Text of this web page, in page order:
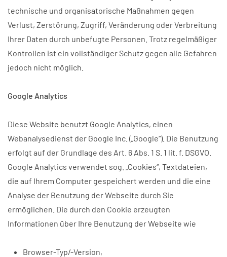
technische und organisatorische Maßnahmen gegen
Verlust, Zerstörung, Zugriff, Veränderung oder Verbreitung
Ihrer Daten durch unbefugte Personen. Trotz regelmäßiger
Kontrollen ist ein vollständiger Schutz gegen alle Gefahren
jedoch nicht möglich.
Google Analytics
Diese Website benutzt Google Analytics, einen
Webanalysedienst der Google Inc. („Google“). Die Benutzung
erfolgt auf der Grundlage des Art. 6 Abs. 1 S. 1 lit. f. DSGVO.
Google Analytics verwendet sog. „Cookies“, Textdateien,
die auf Ihrem Computer gespeichert werden und die eine
Analyse der Benutzung der Webseite durch Sie
ermöglichen. Die durch den Cookie erzeugten
Informationen über Ihre Benutzung der Webseite wie
Browser-Typ/-Version,